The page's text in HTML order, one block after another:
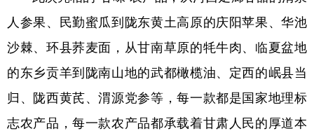
人参果、民勤蜜瓜到陇东黄土高原的庆阳苹果、华池
沙棘、环县荞麦面，从甘南草原的牦牛肉、临夏盆地
的东乡贡羊到陇南山地的武都橄榄油、定西的岷县当
归、陇西黄芪、渭源党参等，每一款都是国家地理标
志农产品，每一款农产品都承载着甘肃人民的厚道本